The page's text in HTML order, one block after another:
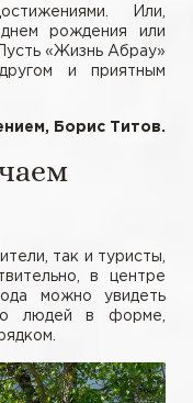
Или,
рождения или
«Жизнь Абрау»
и приятным
Борис Титов.
так и туристы,
в центре
можно увидеть
людей в форме,